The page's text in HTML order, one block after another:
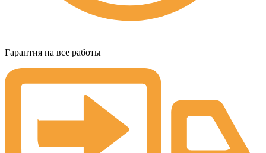
Гарантия на все работы